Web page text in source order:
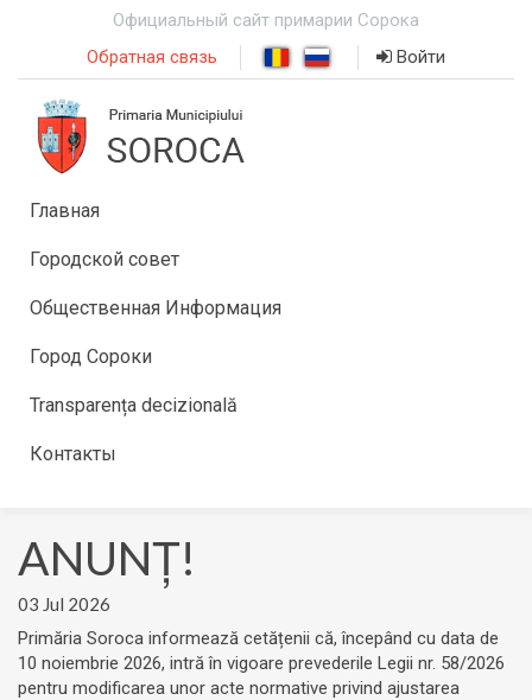
Официальный сайт примарии Сорока
Обратная связь
Войти
Главная
Городской совет
Общественная Информация
Город Сороки
Transparența decizională
Контакты
ANUNȚ!
03 Jul 2026
Primăria Soroca informează cetățenii că, începând cu data de
10 noiembrie 2026, intră în vigoare prevederile Legii nr. 58/2026
pentru modificarea unor acte normative privind ajustarea